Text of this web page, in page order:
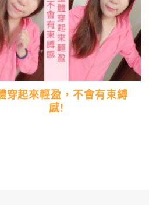
穿起來輕盈，不會有束縛
感!